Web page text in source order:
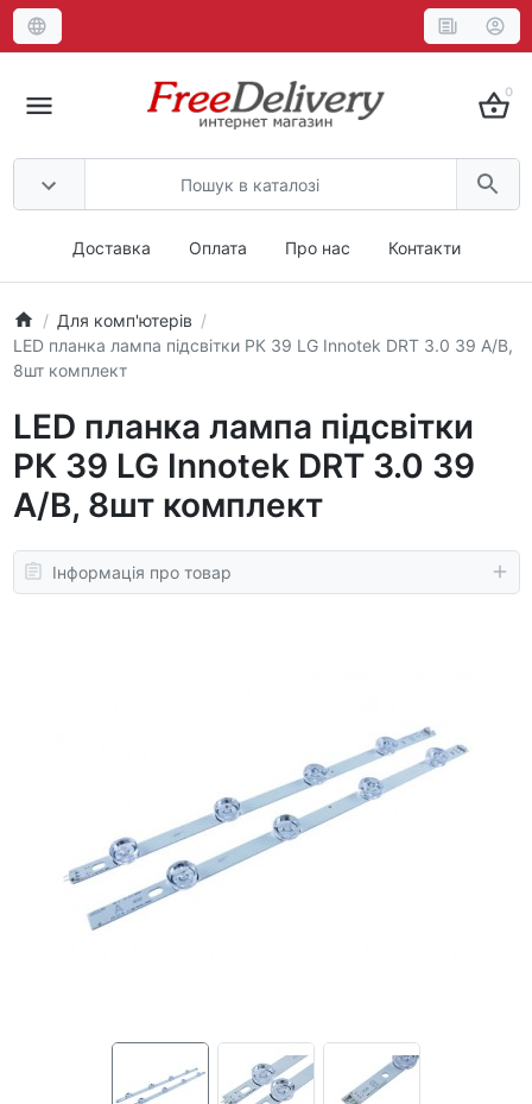
0
Доставка Оплата Про нас Контакти
Для комп'ютерів
LED планка лампа підсвітки РК 39 LG Innotek DRT 3.0 39 A/B,
8шт комплект
LED планка лампа підсвітки
РК 39 LG Innotek DRT 3.0 39
A/B, 8шт комплект
Інформація про товар